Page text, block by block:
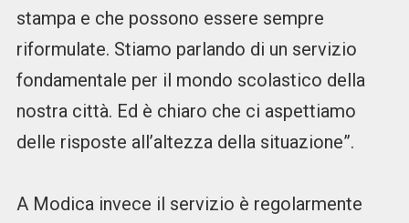
stampa e che possono essere sempre
riformulate. Stiamo parlando di un servizio
fondamentale per il mondo scolastico della
nostra città. Ed è chiaro che ci aspettiamo
delle risposte all’altezza della situazione”.
A Modica invece il servizio è regolarmente